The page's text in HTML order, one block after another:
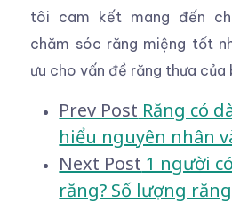
tôi cam kết mang đến
chăm sóc răng miệng tốt
ưu cho vấn đề răng thưa của
Prev Post Răng có
hiểu nguyên nhân
Next Post 1 người
răng? Số lượng